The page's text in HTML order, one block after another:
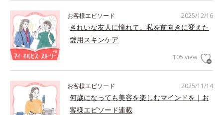
2025/12/16
お客様エピソード
きれいな友人に憧れて。私を前向きに変えた
愛用スキンケア
105 view
2025/11/14
お客様エピソード
何歳になっても美容を楽しむマインドを｜お
客様エピソード連載